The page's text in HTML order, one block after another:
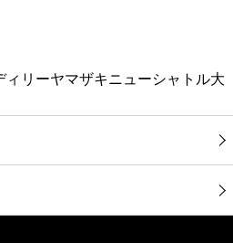
リーヤマザキニューシャトル大